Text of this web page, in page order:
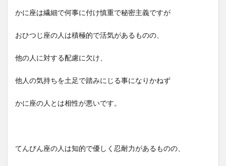
かに座は繊細で何事に付け慎重で秘密主義ですが
おひつじ座の人は積極的で活気があるものの、
他の人に対する配慮に欠け、
他人の気持ちを土足で踏みにじる事になりかねず
かに座の人とは相性が悪いです。
てんびん座の人は知的で優しく忍耐力があるものの、